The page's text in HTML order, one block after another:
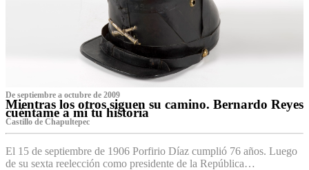
De septiembre a octubre de 2009
Mientras los otros siguen su camino. Bernardo Reyes
cuéntame a mí tu historia
Castillo de Chapultepec
El 15 de septiembre de 1906 Porfirio Díaz cumplió 76 años. Luego
de su sexta reelección como presidente de la República…